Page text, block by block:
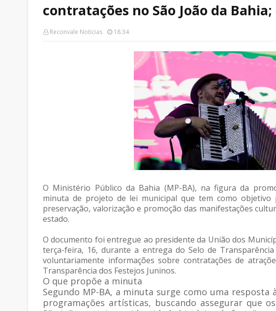
contratações no São João da
Reconvale Noticias 18:34
O Ministério Público da Bahia (MP-BA), na figura da
minuta de projeto de lei municipal que tem como objetivo
preservação, valorização e promoção das manifestações
estado.
O documento foi entregue ao presidente da União dos
terça-feira, 16, durante a entrega do Selo de
voluntariamente informações sobre contratações de
Transparência dos Festejos Juninos.
O que propõe a minuta
Segundo MP-BA, a minuta surge como uma resposta
programações artísticas, buscando assegurar que